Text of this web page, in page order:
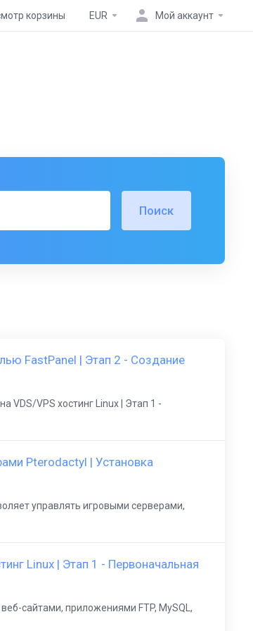
корзины EUR Мой аккаунт
Поиск
FastPanel | Этап 2 - Создание
VDS/VPS хостинг Linux | Этап 1 -
Pterodactyl | Установка
управлять игровыми серверами,
Linux | Этап 1 - Первоначальная
сайтами, приложениями FTP, MySQL,